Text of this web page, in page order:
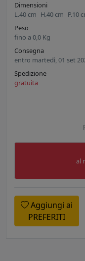
Dimensioni
L.40 cm H.40 cm P.10
Peso
fino a 0,0 Kg
Consegna
entro martedì, 01 set
Spedizione
gratuita
al
Aggiungi ai
PREFERITI